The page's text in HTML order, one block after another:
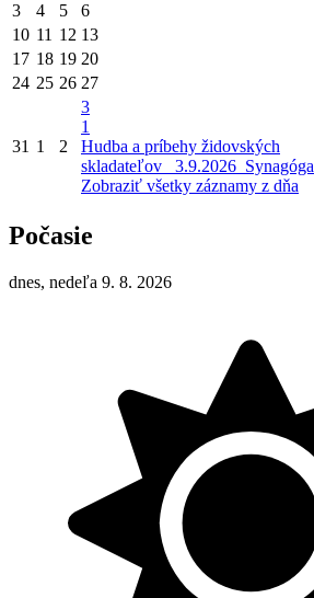
3 4 5 6
10 11 12 13
17 18 19 20
24 25 26 27
31 1 2
3
1
Hudba a príbehy židovských
skladateľov_ 3.9.2026_Synagóga
Zobraziť všetky záznamy z dňa
Počasie
dnes, nedeľa 9. 8. 2026